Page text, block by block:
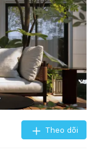
Theo dõi